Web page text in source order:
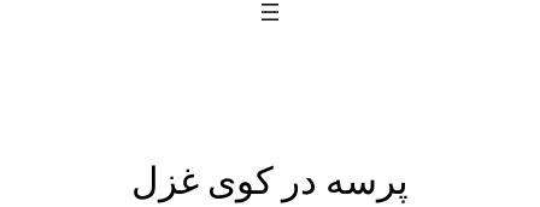
پرسه در کوی غزل